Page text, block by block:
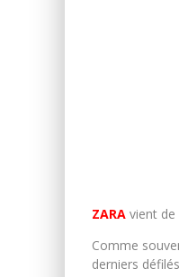
ZARA vient
Comme
derniers